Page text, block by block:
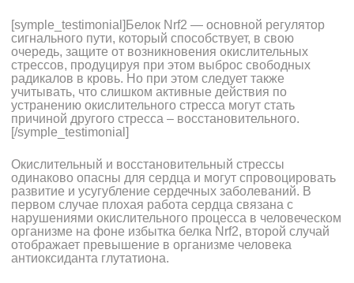
[symple_testimonial]Белок Nrf2 — основной регулятор
сигнального пути, который способствует, в свою
очередь, защите от возникновения окислительных
стрессов, продуцируя при этом выброс свободных
радикалов в кровь. Но при этом следует также
учитывать, что слишком активные действия по
устранению окислительного стресса могут стать
причиной другого стресса – восстановительного.
[/symple_testimonial]
Окислительный и восстановительный стрессы
одинаково опасны для сердца и могут спровоцировать
развитие и усугубление сердечных заболеваний. В
первом случае плохая работа сердца связана с
нарушениями окислительного процесса в человеческом
организме на фоне избытка белка Nrf2, второй случай
отображает превышение в организме человека
антиоксиданта глутатиона.